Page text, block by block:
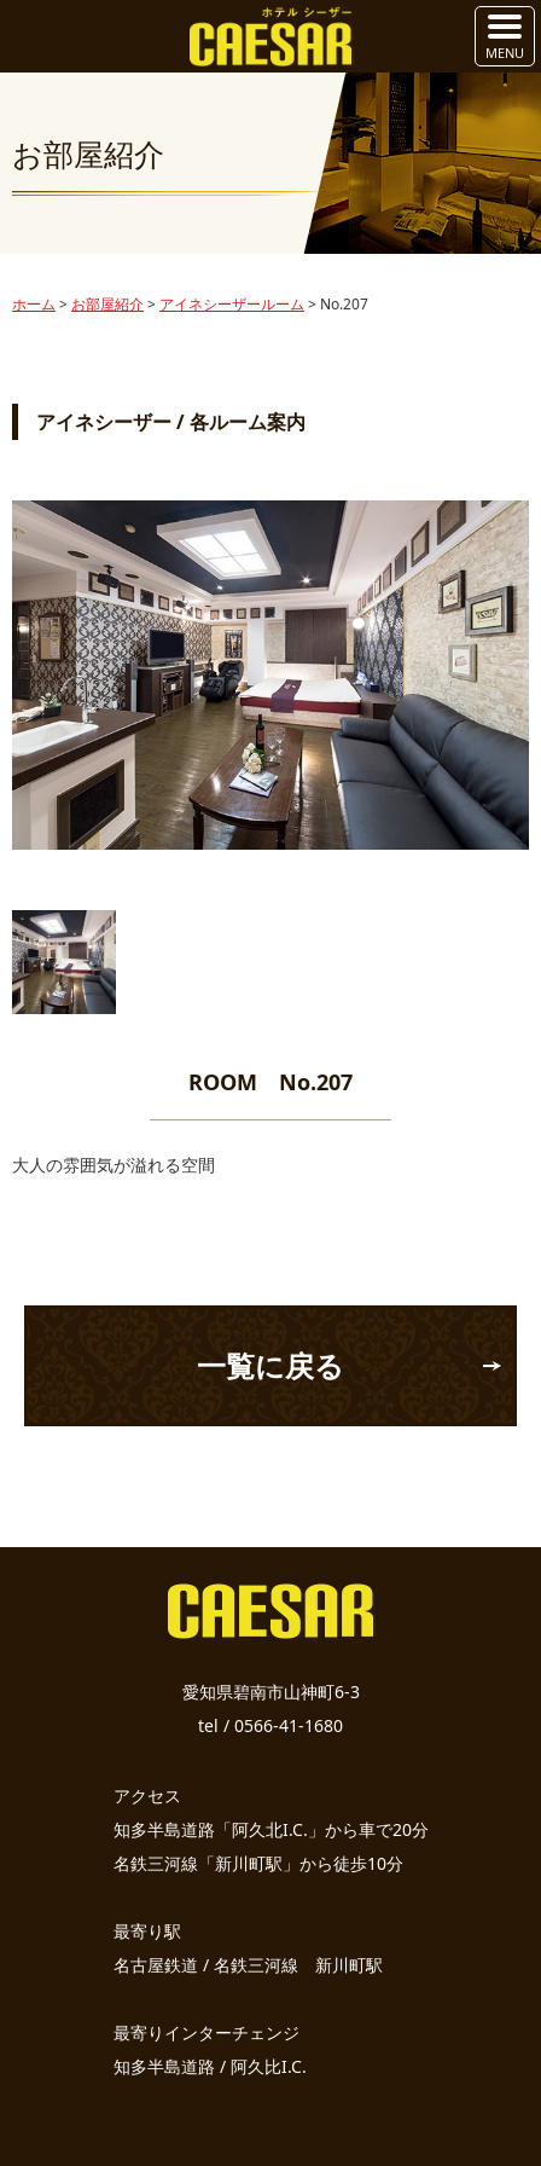
お部屋紹介
ホーム > お部屋紹介> アイネシーザールーム > No.207
アイネシーザー / 各ルーム案内
ROOM No.207
大人の雰囲気が溢れる空間
一覧に戻る
愛知県碧南市山神町6-3
tel / 0566-41-1680
アクセス
知多半島道路「阿久北I.C.」から車で20分
名鉄三河線「新川町駅」から徒歩10分
最寄り駅
名古屋鉄道 / 名鉄三河線 新川町駅
最寄りインターチェンジ
知多半島道路 / 阿久比I.C.